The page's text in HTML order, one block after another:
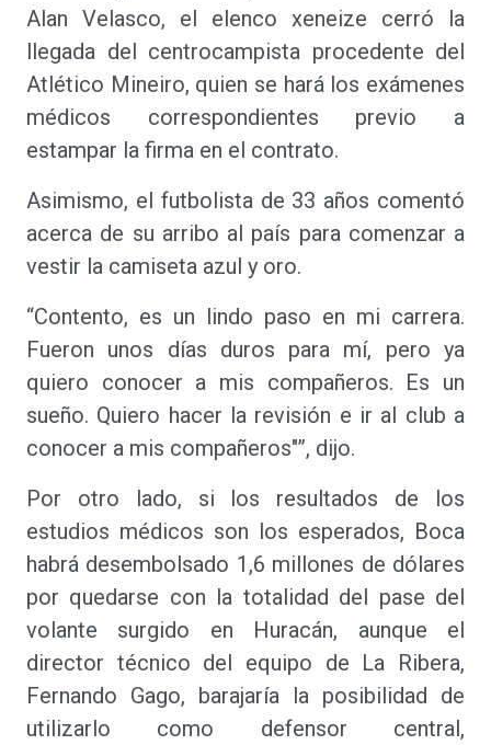
Alan Velasco, el elenco xeneize cerró la
llegada del centrocampista procedente del
Atlético Mineiro, quien se hará los exámenes
médicos correspondientes previo a
estampar la firma en el contrato.
Asimismo, el futbolista de 33 años comentó
acerca de su arribo al país para comenzar a
vestir la camiseta azul y oro.
“Contento, es un lindo paso en mi carrera.
Fueron unos días duros para mí, pero ya
quiero conocer a mis compañeros. Es un
sueño. Quiero hacer la revisión e ir al club a
conocer a mis compañeros"”, dijo.
Por otro lado, si los resultados de los
estudios médicos son los esperados, Boca
habrá desembolsado 1,6 millones de dólares
por quedarse con la totalidad del pase del
volante surgido en Huracán, aunque el
director técnico del equipo de La Ribera,
Fernando Gago, barajaría la posibilidad de
utilizarlo como defensor central,